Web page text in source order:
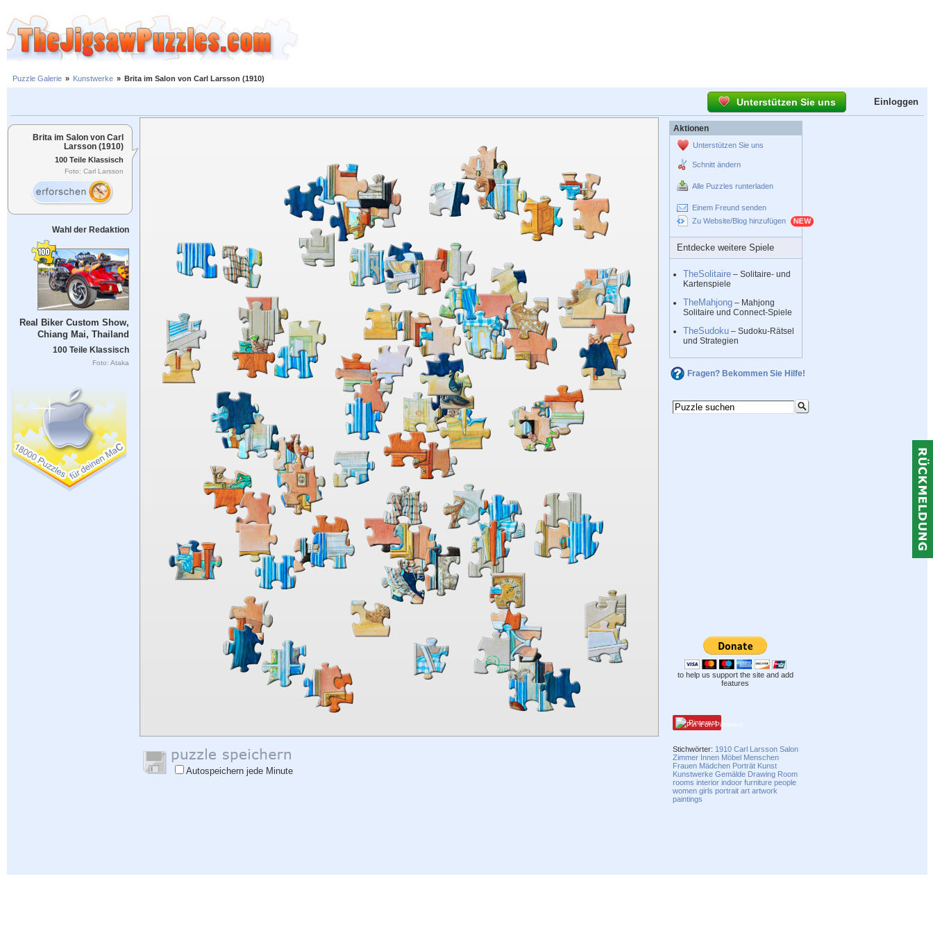
Puzzle Galerie » Kunstwerke » Brita im Salon von Carl Larsson (1910)
Unterstützen Sie uns Einloggen
Brita im Salon von Carl
Larsson (1910)
100 Teile Klassisch
Foto: Carl Larsson
Wahl der Redaktion
Real Biker Custom Show,
Chiang Mai, Thailand
100 Teile Klassisch
Foto: Ataka
Autospeichern jede Minute
Aktionen
Unterstützen Sie uns
Schnitt ändern
Alle Puzzles runterladen
Einem Freund senden
Zu Website/Blog hinzufügen
Entdecke weitere Spiele
TheSolitaire – Solitaire- und
Kartenspiele
TheMahjong – Mahjong
Solitaire und Connect-Spiele
TheSudoku – Sudoku-Rätsel
und Strategien
Fragen? Bekommen Sie Hilfe!
to help us support the site and add
features
Pinterest
Stichwörter: 1910 Carl Larsson Salon
Zimmer Innen Möbel Menschen
Frauen Mädchen Porträt Kunst
Kunstwerke Gemälde Drawing Room
rooms interior indoor furniture people
women girls portrait art artwork
paintings